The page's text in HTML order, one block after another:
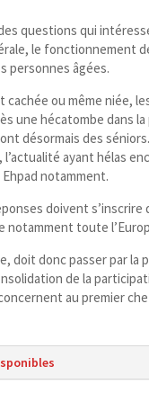
questions qui
le fonctionnement
personnes âgées.
ou même niée,
une hécatombe dans
désormais des
ayant hélas
notamment.
doivent
notamment toute
doit donc passer par la
de la
au premier